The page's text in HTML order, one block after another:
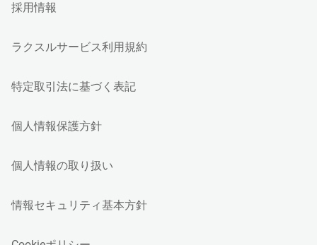
採用情報
ラクスルサービス利用規約
特定取引法に基づく表記
個人情報保護方針
個人情報の取り扱い
情報セキュリティ基本方針